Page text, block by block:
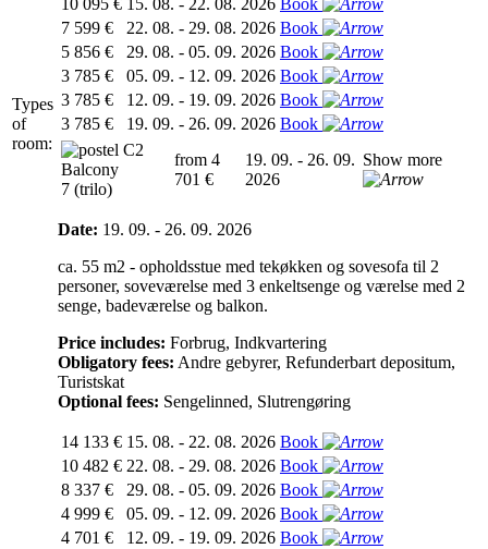
Types
of
room:
10 095 € 15. 08. - 22. 08. 2026 Book
7 599 €
22. 08. - 29. 08. 2026 Book
5 856 €
29. 08. - 05. 09. 2026 Book
3 785 €
05. 09. - 12. 09. 2026 Book
3 785 €
12. 09. - 19. 09. 2026 Book
3 785 €
19. 09. - 26. 09. 2026 Book
C2
Balcony
7 (trilo)
from 4
701 €
19. 09. - 26. 09.
2026
Show more
Date: 19. 09. - 26. 09. 2026
ca. 55 m2 - opholdsstue med tekøkken og sovesofa til 2
personer, soveværelse med 3 enkeltsenge og værelse med 2
senge, badeværelse og balkon.
Price includes: Forbrug, Indkvartering
Obligatory fees: Andre gebyrer, Refunderbart depositum,
Turistskat
Optional fees: Sengelinned, Slutrengøring
14 133 € 15. 08. - 22. 08. 2026 Book
10 482 € 22. 08. - 29. 08. 2026 Book
8 337 €
29. 08. - 05. 09. 2026 Book
4 999 €
05. 09. - 12. 09. 2026 Book
4 701 €
12. 09. - 19. 09. 2026 Book